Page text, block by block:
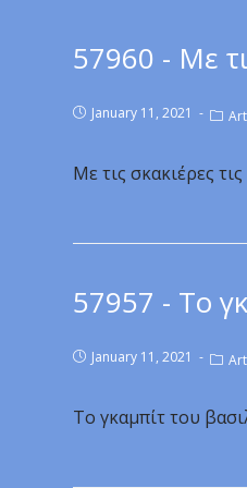
57960 - Με
January 11, 2021
Με τις σκακιέρες
57957 - Το
January 11, 2021
Το γκαμπίτ του